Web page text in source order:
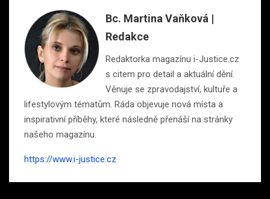
Bc. Martina Vaňková |
Redakce
Redaktorka magazínu i-Justice.cz
s citem pro detail a aktuální dění.
Věnuje se zpravodajství, kultuře a
lifestylovým tématům. Ráda objevuje nová místa a
inspirativní příběhy, které následně přenáší na stránky
našeho magazínu.
https://www.i-justice.cz